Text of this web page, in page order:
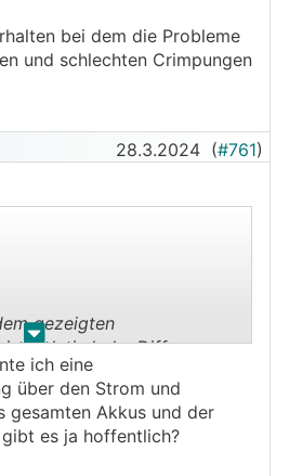
bei dem die Probleme
und schlechten Crimpungen
28.3.2024 (#761)
. .
gezeigten
relativ hohe Differenz.
wie der Ladevorgang
keine weitere
ich eine
über den Strom und
gesamten Akkus und der
es ja hoffentlich?